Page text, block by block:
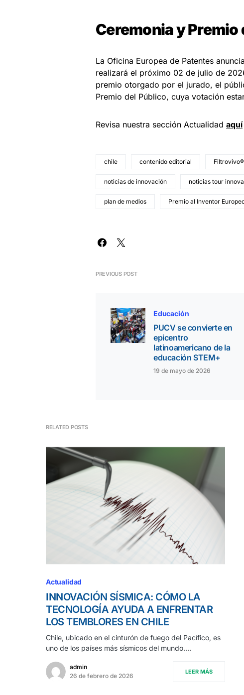
Ceremonia y Premio
La Oficina Europea de Patentes
realizará el próximo 02 de julio de
premio otorgado por el jurado, el
Premio del Público, cuya votación
Revisa nuestra sección Actualidad aquí
chile contenido editorial Filtrovivo®
noticias de innovación noticias tour
plan de medios Premio al Inventor
PREVIOUS POST
Educación
PUCV se convierte en
epicentro
latinoamericano de la
educación STEM+
19 de mayo de 2026
RELATED POSTS
Actualidad
INNOVACIÓN SÍSMICA: CÓMO LA
TECNOLOGÍA AYUDA A ENFRENTAR
LOS TEMBLORES EN CHILE
Chile, ubicado en el cinturón de fuego del Pacífico, es
uno de los países más sísmicos del mundo.…
admin
26 de febrero de 2026
LEER MÁS